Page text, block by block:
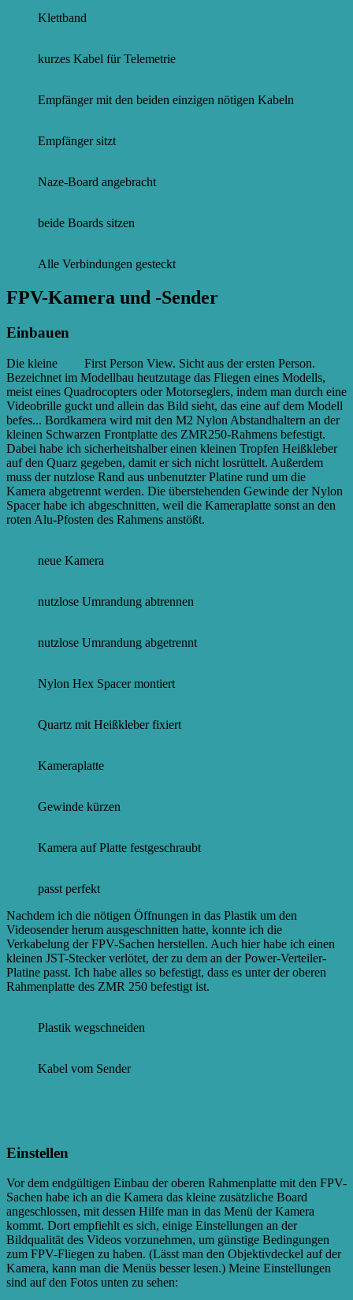
Klettband
kurzes Kabel für Telemetrie
Empfänger mit den beiden einzigen nötigen Kabeln
Empfänger sitzt
Naze-Board angebracht
beide Boards sitzen
Alle Verbindungen gesteckt
FPV-Kamera und -Sender
Einbauen
Die kleine
First Person View. Sicht aus der ersten Person.
Bezeichnet im Modellbau heutzutage das Fliegen eines Modells,
meist eines Quadrocopters oder Motorseglers, indem man durch eine
Videobrille guckt und allein das Bild sieht, das eine auf dem Modell
befes... Bordkamera wird mit den M2 Nylon Abstandhaltern an der
kleinen Schwarzen Frontplatte des ZMR250-Rahmens befestigt.
Dabei habe ich sicherheitshalber einen kleinen Tropfen Heißkleber
auf den Quarz gegeben, damit er sich nicht losrüttelt. Außerdem
muss der nutzlose Rand aus unbenutzter Platine rund um die
Kamera abgetrennt werden. Die überstehenden Gewinde der Nylon
Spacer habe ich abgeschnitten, weil die Kameraplatte sonst an den
roten Alu-Pfosten des Rahmens anstößt.
neue Kamera
nutzlose Umrandung abtrennen
nutzlose Umrandung abgetrennt
Nylon Hex Spacer montiert
Quartz mit Heißkleber fixiert
Kameraplatte
Gewinde kürzen
Kamera auf Platte festgeschraubt
passt perfekt
Nachdem ich die nötigen Öffnungen in das Plastik um den
Videosender herum ausgeschnitten hatte, konnte ich die
Verkabelung der FPV-Sachen herstellen. Auch hier habe ich einen
kleinen JST-Stecker verlötet, der zu dem an der Power-Verteiler-
Platine passt. Ich habe alles so befestigt, dass es unter der oberen
Rahmenplatte des ZMR 250 befestigt ist.
Plastik wegschneiden
Kabel vom Sender
Einstellen
Vor dem endgültigen Einbau der oberen Rahmenplatte mit den FPV-
Sachen habe ich an die Kamera das kleine zusätzliche Board
angeschlossen, mit dessen Hilfe man in das Menü der Kamera
kommt. Dort empfiehlt es sich, einige Einstellungen an der
Bildqualität des Videos vorzunehmen, um günstige Bedingungen
zum FPV-Fliegen zu haben. (Lässt man den Objektivdeckel auf der
Kamera, kann man die Menüs besser lesen.) Meine Einstellungen
sind auf den Fotos unten zu sehen: